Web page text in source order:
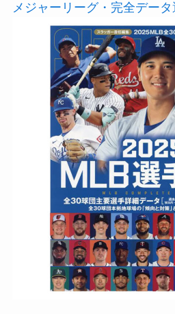
メジャーリーグ・完全デー